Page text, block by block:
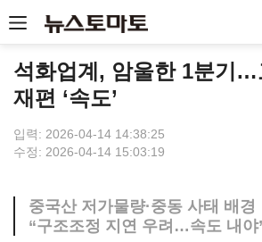
석화업계, 암울한 1분기…
재편 ‘속도’
입력: 2026-04-14 14:38:25
수정: 2026-04-14 15:03:19
중국산 저가물량·중동 사태 배경
“구조조정 지연 우려…속도 내야